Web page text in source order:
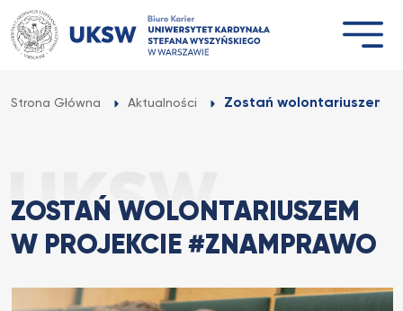
Przejdź
do
treści
Strona Główna Aktualności Zostań wolontariuszem
ZOSTAŃ WOLONTARIUSZEM
W PROJEKCIE #ZNAMPRAWO